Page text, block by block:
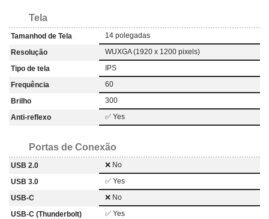
Tela
Tamanhod de Tela
14 polegadas
Resolução
WUXGA (1920 x 1200 pixels)
Tipo de tela
IPS
Frequência
60
Brilho
300
Anti-reflexo
✅ Yes
Portas de Conexão
USB 2.0
❌ No
USB 3.0
✅ Yes
USB-C
❌ No
USB-C (Thunderbolt)
✅ Yes